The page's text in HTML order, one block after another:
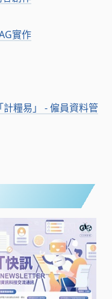
實作
糧易」 - 僱員資料管